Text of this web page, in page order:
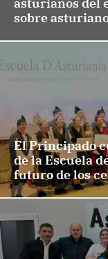
asturianos del
sobre
El Principado
de la Escuela
futuro de los